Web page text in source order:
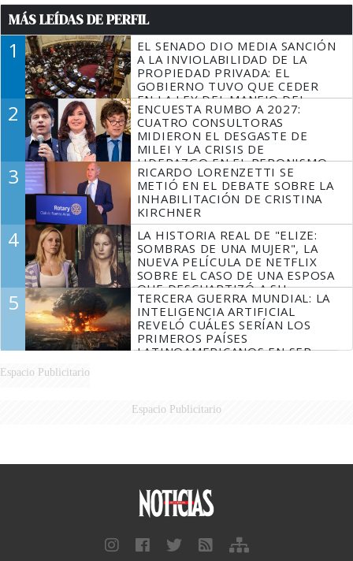
MÁS LEÍDAS DE PERFIL
1
EL SENADO DIO MEDIA SANCIÓN
A LA INVIOLABILIDAD DE LA
PROPIEDAD PRIVADA: EL
GOBIERNO TUVO QUE CEDER
EN LA LEY DEL MANEJO DEL
FUEGO
2
ENCUESTA RUMBO A 2027:
CUATRO CONSULTORAS
MIDIERON EL DESGASTE DE
MILEI Y LA CRISIS DE
LIDERAZGO EN EL PERONISMO
3
RICARDO LORENZETTI SE
METIÓ EN EL DEBATE SOBRE LA
INHABILITACIÓN DE CRISTINA
KIRCHNER
4
LA HISTORIA REAL DE "ELIZE:
SOMBRAS DE UNA MUJER", LA
NUEVA PELÍCULA DE NETFLIX
SOBRE EL CASO DE UNA ESPOSA
QUE DESCUARTIZÓ A SU
MARIDO
5
TERCERA GUERRA MUNDIAL: LA
INTELIGENCIA ARTIFICIAL
REVELÓ CUÁLES SERÍAN LOS
PRIMEROS PAÍSES
LATINOAMERICANOS EN SER
Espacio Publicitario
Espacio Publicitario